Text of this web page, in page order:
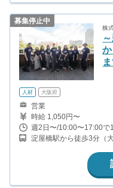
募集停止中
株
人材 大阪府
営業
時給 1,050円〜
週2日〜/10:00〜17:00で
淀屋橋駅から徒歩3分（
分（京阪中之島線） 大